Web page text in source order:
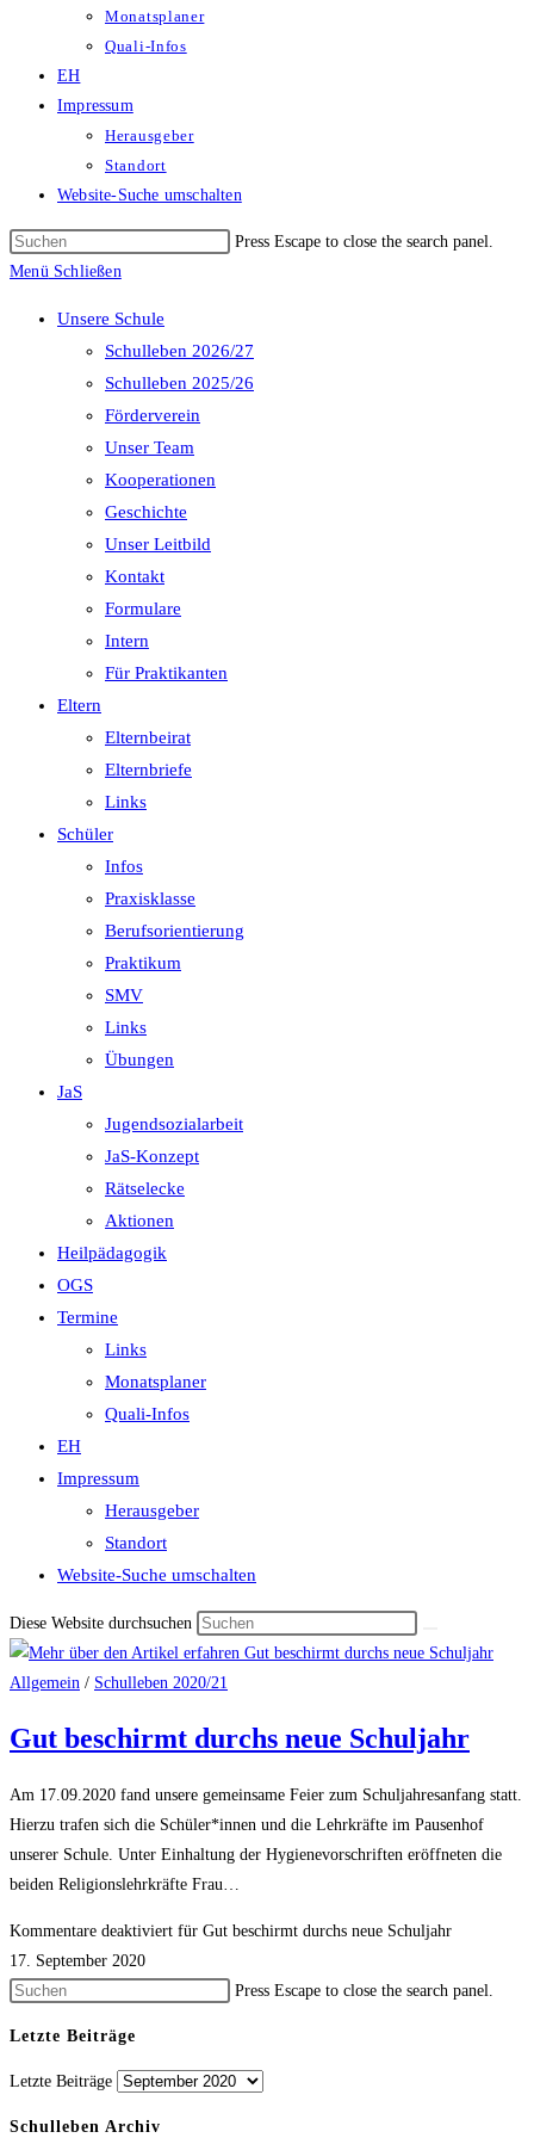
Monatsplaner
Quali-Infos
EH
Impressum
Herausgeber
Standort
Website-Suche umschalten
Press Escape to close the search panel.
Menü Schließen
Unsere Schule
Schulleben 2026/27
Schulleben 2025/26
Förderverein
Unser Team
Kooperationen
Geschichte
Unser Leitbild
Kontakt
Formulare
Intern
Für Praktikanten
Eltern
Elternbeirat
Elternbriefe
Links
Schüler
Infos
Praxisklasse
Berufsorientierung
Praktikum
SMV
Links
Übungen
JaS
Jugendsozialarbeit
JaS-Konzept
Rätselecke
Aktionen
Heilpädagogik
OGS
Termine
Links
Monatsplaner
Quali-Infos
EH
Impressum
Herausgeber
Standort
Website-Suche umschalten
Diese Website durchsuchen
Allgemein / Schulleben 2020/21
Gut beschirmt durchs neue Schuljahr
Am 17.09.2020 fand unsere gemeinsame Feier zum Schuljahresanfang statt.
Hierzu trafen sich die Schüler*innen und die Lehrkräfte im Pausenhof
unserer Schule. Unter Einhaltung der Hygienevorschriften eröffneten die
beiden Religionslehrkräfte Frau…
Kommentare deaktiviert für Gut beschirmt durchs neue Schuljahr
17. September 2020
Press Escape to close the search panel.
Letzte Beiträge
Letzte Beiträge
Schulleben Archiv